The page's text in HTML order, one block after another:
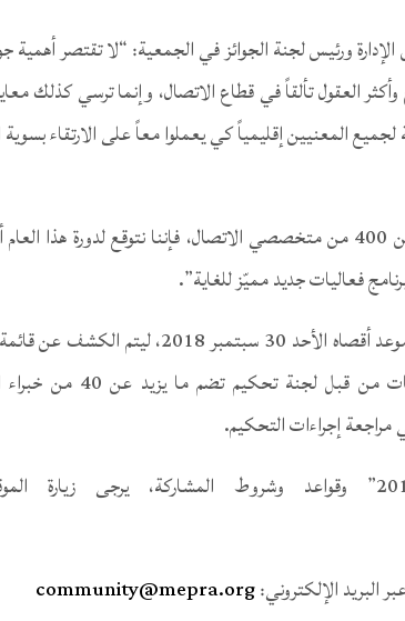
ورئيس لجنة الجوائز في الجمعية: “لا تقتصر أهمية
العقول تألقاً في قطاع الاتصال، وإنما ترسي كذلك
المعنيين إقليمياً كي يعملوا معاً على الارتقاء
وأردفت: “بعد أن استقطبت دورة 2017 أكثر من 400 من متخصصي الاتصال، فإننا نتوقع
فعاليات جديد مميّز للغاية”.
يُشار إلى أنه يجب تقديم طلبات المشاركة في موعد أقصاه الأحد 30
يوم 31 أكتوبر 2018. وسيتم تقييم
إجراءات التحكيم.
البريد الإلكتروني:community@mepra.org